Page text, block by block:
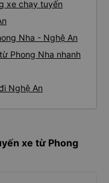
xe chạy tuyến
Nha - Nghệ An
Phong Nha nhanh
Nghệ An
xe từ Phong